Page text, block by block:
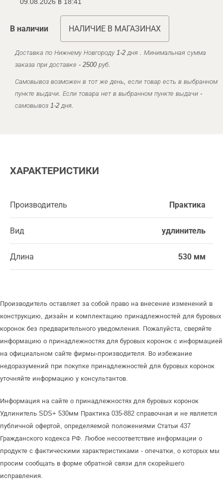
В наличии НАЛИЧИЕ В МАГАЗИНАХ
Доставка по Нижнему Новгороду 1-2 дня . Минимальная сумма
заказа при доставке - 2500 руб.
Самовывоз возможен в тот же день, если товар есть в выбранном
пункте выдачи. Если товара нет в выбранном пункте выдачи -
самовывоз 1-2 дня.
ХАРАКТЕРИСТИКИ
Производитель Практика
Вид удлинитель
Длина 530 мм
Производитель оставляет за собой право на внесение изменений в
конструкцию, дизайн и комплектацию принадлежностей для буровых
коронок без предварительного уведомления. Пожалуйста, сверяйте
информацию о принадлежностях для буровых коронок с информацией
на официальном сайте фирмы-производителя. Во избежание
недоразумений при покупке принадлежностей для буровых коронок
уточняйте информацию у консультантов.
Информация на сайте о принадлежностях для буровых коронок
Удлинитель SDS+ 530мм Практика 035-882 справочная и не является
публичной офертой, определяемой положениями Статьи 437
Гражданского кодекса РФ. Любое несоответствие информации о
продукте с фактическими характеристиками - опечатки, о которых мы
просим сообщать в форме обратной связи для скорейшего
исправления.